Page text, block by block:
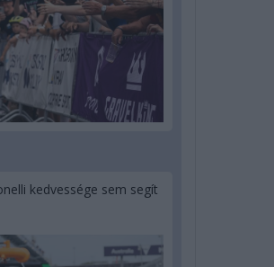
kedvessége sem segít